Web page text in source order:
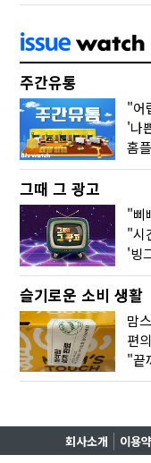
주간유통
홈
그때 그 광고
"삐
"시
슬기로운 소비 생활
회사소개 이용